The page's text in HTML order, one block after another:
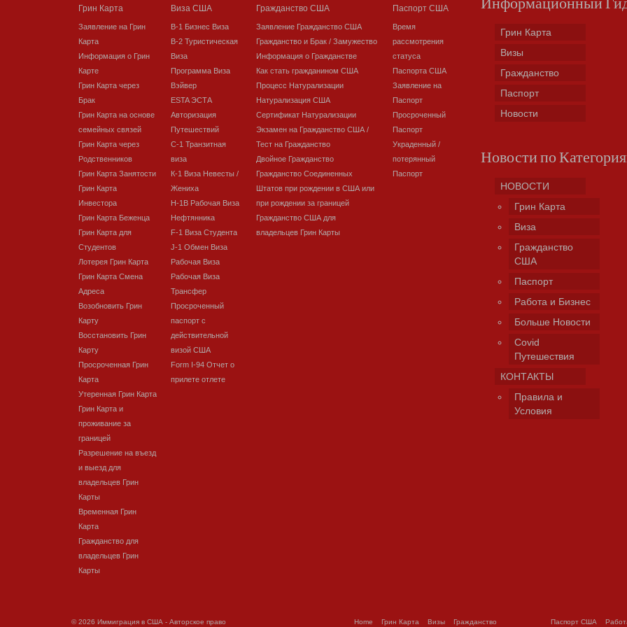
Грин Карта
Заявление на Грин
Карта
Информация о Грин
Карте
Грин Карта через
Брак
Грин Карта на основе
семейных связей
Грин Карта через
Родственников
Грин Карта Занятости
Грин Карта
Инвестора
Грин Карта Беженца
Грин Карта для
Студентов
Лотерея Грин Карта
Грин Карта Смена
Адреса
Возобновить Грин
Карту
Восстановить Грин
Карту
Просроченная Грин
Карта
Утеренная Грин Карта
Грин Карта и
проживание за
границей
Разрешение на въезд
и выезд для
владельцев Грин
Карты
Временная Грин
Карта
Гражданство для
владельцев Грин
Карты
Виза США
В-1 Бизнес Виза
В-2 Туристическая
Виза
Программа Виза
Вэйвер
ESTA ЭСТА
Авторизация
Путешествий
C-1 Транзитная
виза
К-1 Виза Невесты /
Жениха
H-1B Рабочая Виза
Нефтянника
F-1 Виза Студента
J-1 Обмен Виза
Рабочая Виза
Рабочая Виза
Трансфер
Просроченный
паспорт с
действительной
визой США
Form I-94 Отчет о
прилете отлете
Гражданство США
Заявление Гражданство США
Гражданство и Брак / Замужество
Информация о Гражданстве
Как стать гражданином США
Процесс Натурализации
Натурализация США
Сертификат Натурализации
Экзамен на Гражданство США /
Тест на Гражданство
Двойное Гражданство
Гражданство Соединенных
Штатов при рождении в США или
при рождении за границей
Гражданство США для
владельцев Грин Карты
Паспорт США
Время
рассмотрения
статуса
Паспорта США
Заявление на
Паспорт
Просроченный
Паспорт
Украденный /
потерянный
Паспорт
Грин Карта
Визы
Гражданство
Паспорт
Новости
Новости по
НОВОСТИ
Грин Карта
Виза
Гражданство
США
Паспорт
Работа и Бизнес
Больше Новости
Covid
Путешествия
КОНТАКТЫ
Правила и
Условия
Home Грин Карта Визы Гражданство Паспорт США
© 2026 Иммиграция в США - Авторское право